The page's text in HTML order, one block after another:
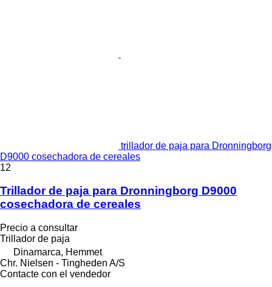
trillador de paja para Dronningborg
D9000 cosechadora de cereales
12
Trillador de paja para Dronningborg D9000
cosechadora de cereales
Precio a consultar
Trillador de paja
Dinamarca, Hemmet
Chr. Nielsen - Tingheden A/S
Contacte con el vendedor